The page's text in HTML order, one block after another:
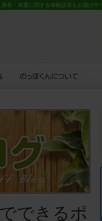
長・体重に関する体験談等をお届け中
できるポ